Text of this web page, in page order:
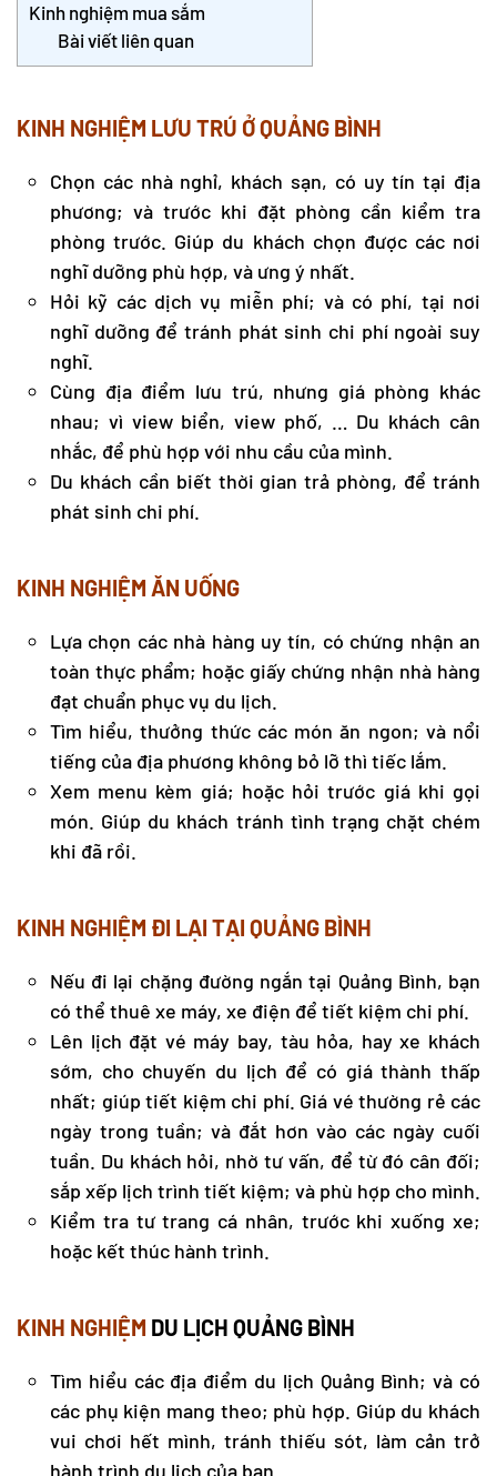
Kinh nghiệm mua sắm
Bài viết liên quan
KINH NGHIỆM LƯU TRÚ Ở QUẢNG BÌNH
Chọn các nhà nghỉ, khách sạn, có uy tín tại địa
phương; và trước khi đặt phòng cần kiểm tra
phòng trước. Giúp du khách chọn được các nơi
nghĩ dưỡng phù hợp, và ưng ý nhất.
Hỏi kỹ các dịch vụ miễn phí; và có phí, tại nơi
nghĩ dưỡng để tránh phát sinh chi phí ngoài suy
nghĩ.
Cùng địa điểm lưu trú, nhưng giá phòng khác
nhau; vì view biển, view phố, … Du khách cân
nhắc, để phù hợp với nhu cầu của mình.
Du khách cần biết thời gian trả phòng, để tránh
phát sinh chi phí.
KINH NGHIỆM ĂN UỐNG
Lựa chọn các nhà hàng uy tín, có chứng nhận an
toàn thực phẩm; hoặc giấy chứng nhận nhà hàng
đạt chuẩn phục vụ du lịch.
Tìm hiểu, thưởng thức các món ăn ngon; và nổi
tiếng của địa phương không bỏ lỡ thì tiếc lắm.
Xem menu kèm giá; hoặc hỏi trước giá khi gọi
món. Giúp du khách tránh tình trạng chặt chém
khi đã rồi.
KINH NGHIỆM ĐI LẠI TẠI QUẢNG BÌNH
Nếu đi lại chặng đường ngắn tại Quảng Bình, bạn
có thể thuê xe máy, xe điện để tiết kiệm chi phí.
Lên lịch đặt vé máy bay, tàu hỏa, hay xe khách
sớm, cho chuyến du lịch để có giá thành thấp
nhất; giúp tiết kiệm chi phí. Giá vé thường rẻ các
ngày trong tuần; và đắt hơn vào các ngày cuối
tuần. Du khách hỏi, nhờ tư vấn, để từ đó cân đối;
sắp xếp lịch trình tiết kiệm; và phù hợp cho mình.
Kiểm tra tư trang cá nhân, trước khi xuống xe;
hoặc kết thúc hành trình.
KINH NGHIỆM DU LỊCH QUẢNG BÌNH
Tìm hiểu các địa điểm du lịch Quảng Bình; và có
các phụ kiện mang theo; phù hợp. Giúp du khách
vui chơi hết mình, tránh thiếu sót, làm cản trở
hành trình du lịch của bạn.